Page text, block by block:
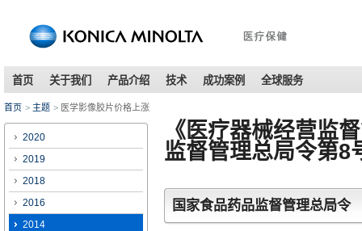
link
for
moving
toward
this
page.
Go
to
main
contents
首页 关于我们 产品介绍 技术 成功案例 全球服务
首页 主题 医学影像胶片价格上涨
《医疗器械经营监
监督管理总局令第8
国家食品药品监督管理总局令
2020
2019
2018
2016
2014